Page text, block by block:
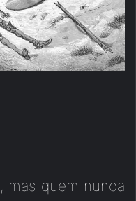
mas quem nunca